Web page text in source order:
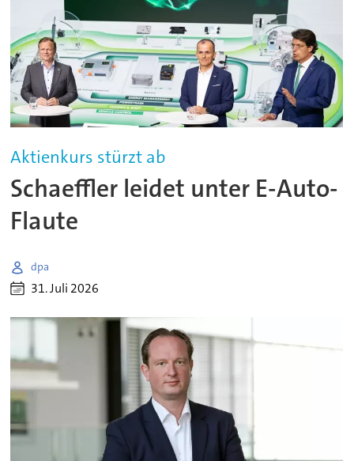
Aktienkurs stürzt ab
Schaeffler leidet unter E-Auto-
Flaute
dpa
31. Juli 2026